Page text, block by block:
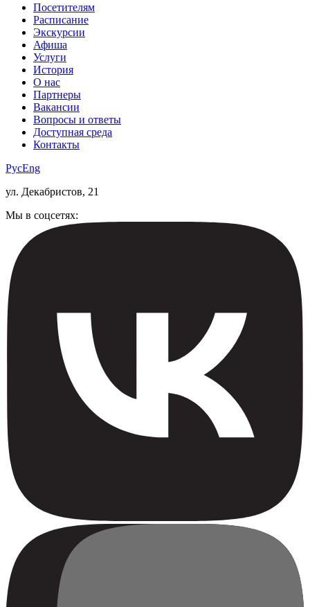
Посетителям
Расписание
Экскурсии
Афиша
Услуги
История
О нас
Партнеры
Вакансии
Вопросы и ответы
Доступная среда
Контакты
РусEng
ул. Декабристов, 21
Мы в соцсетях: